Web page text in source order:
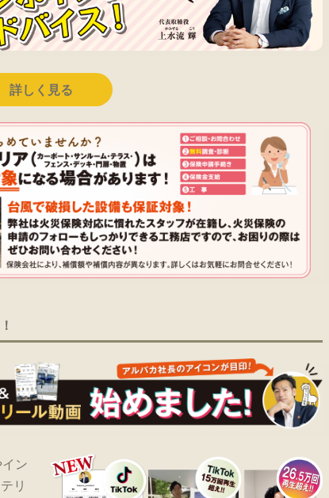
詳しく見る
ン
リ